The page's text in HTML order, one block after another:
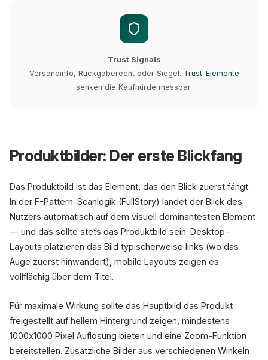
Trust Signals
Versandinfo, Rückgaberecht oder Siegel. Trust-Elemente
senken die Kaufhürde messbar.
Produktbilder: Der erste Blickfang
Das Produktbild ist das Element, das den Blick zuerst fängt.
In der F-Pattern-Scanlogik (FullStory) landet der Blick des
Nutzers automatisch auf dem visuell dominantesten Element
— und das sollte stets das Produktbild sein. Desktop-
Layouts platzieren das Bild typischerweise links (wo das
Auge zuerst hinwandert), mobile Layouts zeigen es
vollflächig über dem Titel.
Für maximale Wirkung sollte das Hauptbild das Produkt
freigestellt auf hellem Hintergrund zeigen, mindestens
1000x1000 Pixel Auflösung bieten und eine Zoom-Funktion
bereitstellen. Zusätzliche Bilder aus verschiedenen Winkeln